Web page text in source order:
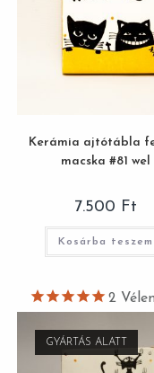
Kerámia ajtótábla
macska #81 wel
7.500 Ft
Kosárba teszem
2
GYÁRTÁS ALATT